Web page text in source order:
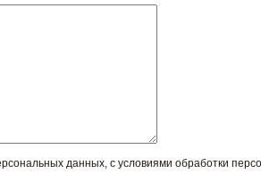
данных, с условиями обработки